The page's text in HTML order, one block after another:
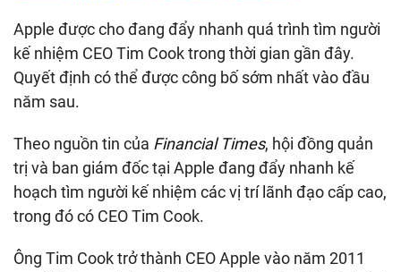
Apple được cho đang đẩy nhanh quá trình tìm người
kế nhiệm CEO Tim Cook trong thời gian gần đây.
Quyết định có thể được công bố sớm nhất vào đầu
năm sau.
Theo nguồn tin của Financial Times, hội đồng quản
trị và ban giám đốc tại Apple đang đẩy nhanh kế
hoạch tìm người kế nhiệm các vị trí lãnh đạo cấp cao,
trong đó có CEO Tim Cook.
Ông Tim Cook trở thành CEO Apple vào năm 2011